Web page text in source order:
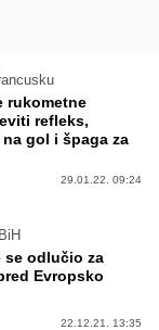
rukometne
refleks,
gol i špaga za
29.01.22. 09:24
se odlučio za
Evropsko
22.12.21. 13:35